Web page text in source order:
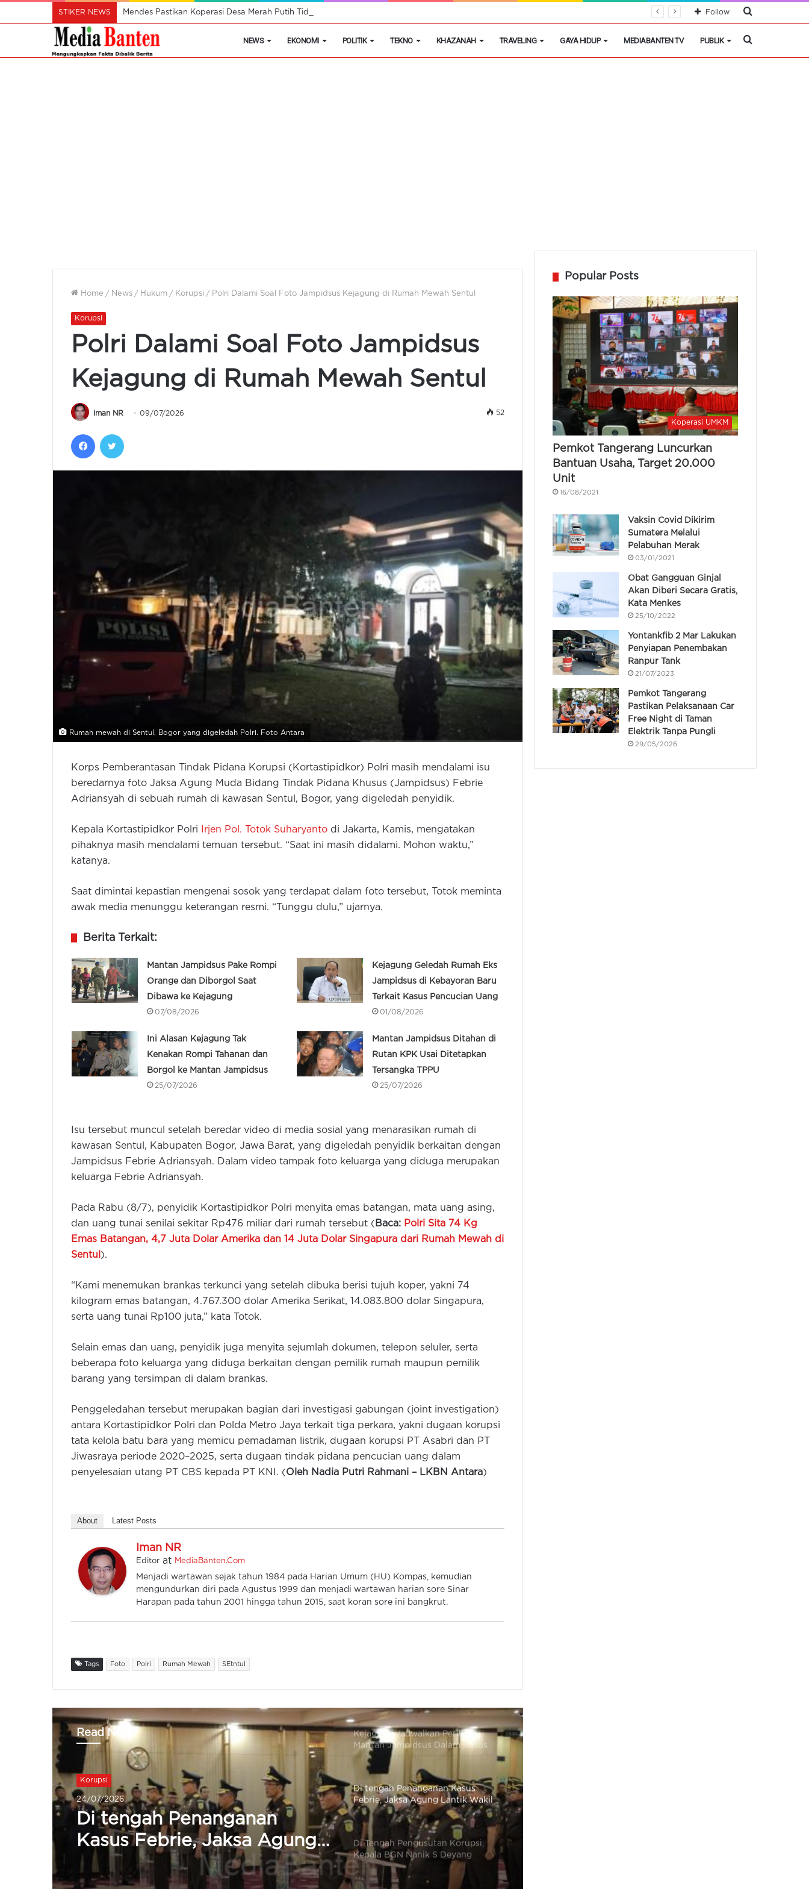
STIKER NEWS Mendes Pastikan Koperasi Desa Merah Putih Tidak Akan Menutup Warung Kelontongan di Desa Cari
Follow
NEWS EKONOMI POLITIK TEKNO KHAZANAH TRAVELING GAYA HIDUP MEDIABANTEN TV PUBLIK Cari
Home / News / Hukum / Korupsi / Polri Dalami Soal Foto Jampidsus Kejagung di Rumah Mewah Sentul
Korupsi
Polri Dalami Soal Foto Jampidsus
Kejagung di Rumah Mewah Sentul
Iman NR 09/07/2026 52
Facebook
Rumah mewah di Sentul, Bogor yang digeledah Polri. Foto Antara
Korps Pemberantasan Tindak Pidana Korupsi (Kortastipidkor) Polri masih mendalami isu
beredarnya foto Jaksa Agung Muda Bidang Tindak Pidana Khusus (Jampidsus) Febrie
Adriansyah di sebuah rumah di kawasan Sentul, Bogor, yang digeledah penyidik.
Kepala Kortastipidkor Polri Irjen Pol. Totok Suharyanto di Jakarta, Kamis, mengatakan
pihaknya masih mendalami temuan tersebut. “Saat ini masih didalami. Mohon waktu,”
katanya.
Saat dimintai kepastian mengenai sosok yang terdapat dalam foto tersebut, Totok meminta
awak media menunggu keterangan resmi. “Tunggu dulu,” ujarnya.
Berita Terkait:
Mantan Jampidsus Pake Rompi
Orange dan Diborgol Saat
Dibawa ke Kejagung
07/08/2026
Kejagung Geledah Rumah Eks
Jampidsus di Kebayoran Baru
Terkait Kasus Pencucian Uang
01/08/2026
Ini Alasan Kejagung Tak
Kenakan Rompi Tahanan dan
Borgol ke Mantan Jampidsus
25/07/2026
Mantan Jampidsus Ditahan di
Rutan KPK Usai Ditetapkan
Tersangka TPPU
25/07/2026
Isu tersebut muncul setelah beredar video di media sosial yang menarasikan rumah di
kawasan Sentul, Kabupaten Bogor, Jawa Barat, yang digeledah penyidik berkaitan dengan
Jampidsus Febrie Adriansyah. Dalam video tampak foto keluarga yang diduga merupakan
keluarga Febrie Adriansyah.
Pada Rabu (8/7), penyidik Kortastipidkor Polri menyita emas batangan, mata uang asing,
dan uang tunai senilai sekitar Rp476 miliar dari rumah tersebut ( Baca: Polri Sita 74 Kg
Emas Batangan, 4,7 Juta Dolar Amerika dan 14 Juta Dolar Singapura dari Rumah Mewah di
Sentul ).
“Kami menemukan brankas terkunci yang setelah dibuka berisi tujuh koper, yakni 74
kilogram emas batangan, 4.767.300 dolar Amerika Serikat, 14.083.800 dolar Singapura,
serta uang tunai Rp100 juta,” kata Totok.
Selain emas dan uang, penyidik juga menyita sejumlah dokumen, telepon seluler, serta
beberapa foto keluarga yang diduga berkaitan dengan pemilik rumah maupun pemilik
barang yang tersimpan di dalam brankas.
Penggeledahan tersebut merupakan bagian dari investigasi gabungan (joint investigation)
antara Kortastipidkor Polri dan Polda Metro Jaya terkait tiga perkara, yakni dugaan korupsi
tata kelola batu bara yang memicu pemadaman listrik, dugaan korupsi PT Asabri dan PT
Jiwasraya periode 2020–2025, serta dugaan tindak pidana pencucian uang dalam
penyelesaian utang PT CBS kepada PT KNI. (Oleh Nadia Putri Rahmani – LKBN Antara)
About Latest Posts
Iman NR
Editor at MediaBanten.Com
Menjadi wartawan sejak tahun 1984 pada Harian Umum (HU) Kompas, kemudian
mengundurkan diri pada Agustus 1999 dan menjadi wartawan harian sore Sinar
Harapan pada tahun 2001 hingga tahun 2015, saat koran sore ini bangkrut.
Tags Foto Polri Rumah Mewah SEtntul
Read Next
Korupsi
22/07/2026
Di Tengah Pengusutan
Korupsi, Kepala BGN Nanik
S Deyang Mengundurkan
Diri, Ada Apa?
Polda Metro Jaya Limpahkan
Tersangka dan Barang Bukti Dalam
Kasus Eks Jampidsus
Hotman Paris Resmi Jadi Kuasa
Hukum Eks Jampidsus Dalam Kasus
Agung Soal Usulan Nama
Pengganti Jampidsus
Hinca Pandjaitan Minta Kasubdit
Mantan Jampidsus Dalam Kasus
Di tengah Penanganan Kasus
Febrie, Jaksa Agung Lantik Wakil
Jaksa Agung Hingga Jampidsus
Di Tengah Pengusutan Korupsi,
Kepala BGN Nanik S Deyang
Mengundurkan Diri, Ada Apa?
KPK Lakukan OTT Bupati Lombok
Barat, OTT Ke-17 Tahun 2026
Popular Posts
Koperasi UMKM
Pemkot Tangerang Luncurkan
Bantuan Usaha, Target 20.000
Unit
16/08/2021
Vaksin Covid Dikirim
Sumatera Melalui
Pelabuhan Merak
03/01/2021
Obat Gangguan Ginjal
Akan Diberi Secara Gratis,
Kata Menkes
25/10/2022
Yontankfib 2 Mar Lakukan
Penyiapan Penembakan
Ranpur Tank
21/07/2023
Pemkot Tangerang
Pastikan Pelaksanaan Car
Free Night di Taman
Elektrik Tanpa Pungli
29/05/2026